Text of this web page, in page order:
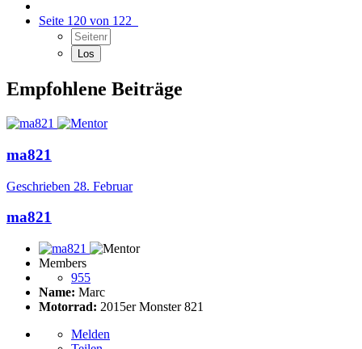
Seite 120 von 122
Empfohlene Beiträge
ma821
Geschrieben 28. Februar
ma821
Members
955
Name: Marc
Motorrad: 2015er Monster 821
Melden